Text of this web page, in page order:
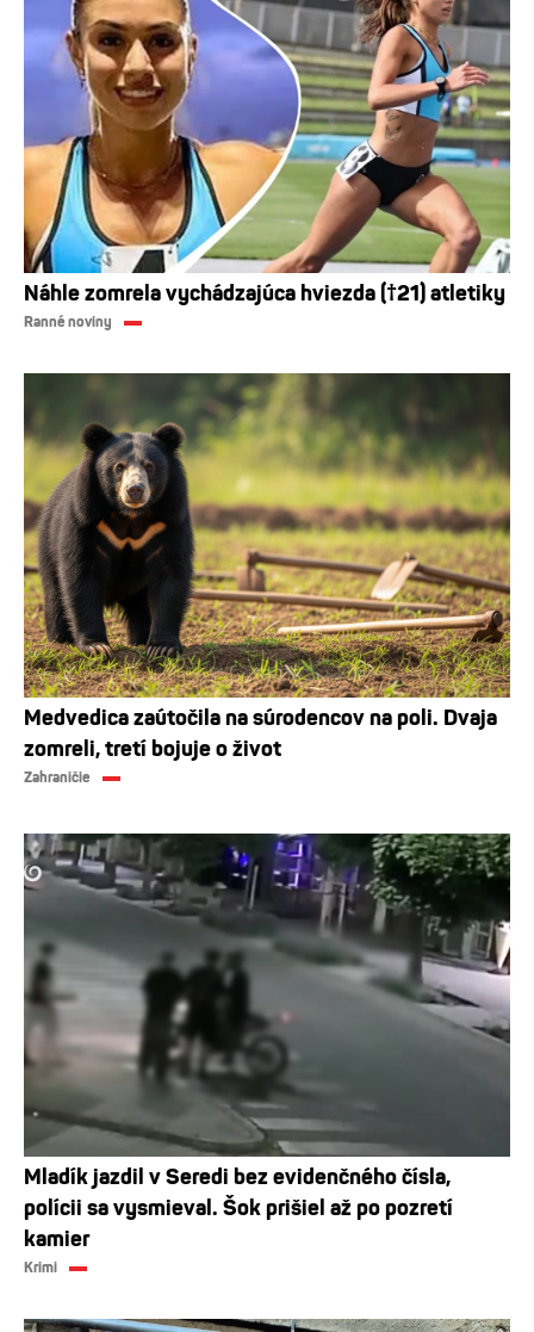
Náhle zomrela vychádzajúca hviezda (†21) atletiky
Ranné noviny
Medvedica zaútočila na súrodencov na poli. Dvaja
zomreli, tretí bojuje o život
Zahraničie
Mladík jazdil v Seredi bez evidenčného čísla,
polícii sa vysmieval. Šok prišiel až po pozretí
kamier
Krimi